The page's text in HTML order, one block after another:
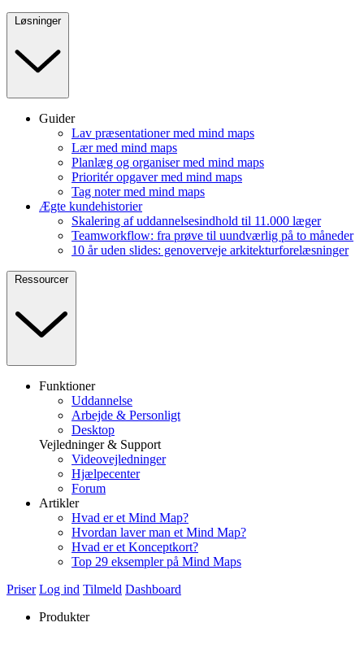
Løsninger
Guider
Lav præsentationer med mind maps
Lær med mind maps
Planlæg og organiser med mind maps
Prioritér opgaver med mind maps
Tag noter med mind maps
Ægte kundehistorier
Skalering af uddannelsesindhold til 11.000 læger
Teamworkflow: fra prøve til uundværlig på to måneder
10 år uden slides: genoverveje arkitekturforelæsninger
Ressourcer
Funktioner
Uddannelse
Arbejde & Personligt
Desktop
Vejledninger & Support
Videovejledninger
Hjælpecenter
Forum
Artikler
Hvad er et Mind Map?
Hvordan laver man et Mind Map?
Hvad er et Konceptkort?
Top 29 eksempler på Mind Maps
Priser Log ind Tilmeld Dashboard
Produkter